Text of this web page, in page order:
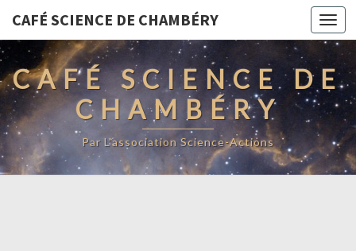
CAFÉ SCIENCE DE CHAMBÉRY
CAFÉ SCIENCE DE
CHAMBÉRY
Par L'association Science-Actions